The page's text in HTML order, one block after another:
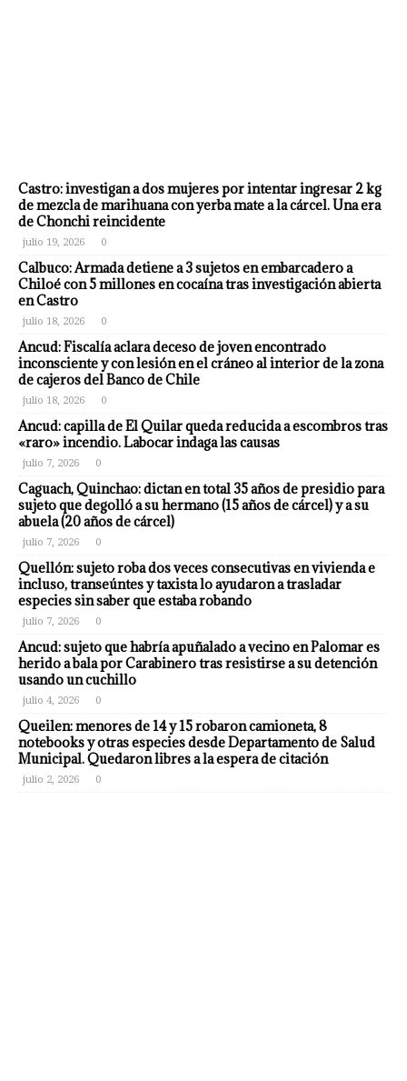
Castro: investigan a dos mujeres por intentar ingresar 2 kg
de mezcla de marihuana con yerba mate a la cárcel. Una era
de Chonchi reincidente
julio 19, 2026 0
Calbuco: Armada detiene a 3 sujetos en embarcadero a
Chiloé con 5 millones en cocaína tras investigación abierta
en Castro
julio 18, 2026 0
Ancud: Fiscalía aclara deceso de joven encontrado
inconsciente y con lesión en el cráneo al interior de la zona
de cajeros del Banco de Chile
julio 18, 2026 0
Ancud: capilla de El Quilar queda reducida a escombros tras
«raro» incendio. Labocar indaga las causas
julio 7, 2026 0
Caguach, Quinchao: dictan en total 35 años de presidio para
sujeto que degolló a su hermano (15 años de cárcel) y a su
abuela (20 años de cárcel)
julio 7, 2026 0
Quellón: sujeto roba dos veces consecutivas en vivienda e
incluso, transeúntes y taxista lo ayudaron a trasladar
especies sin saber que estaba robando
julio 7, 2026 0
Ancud: sujeto que habría apuñalado a vecino en Palomar es
herido a bala por Carabinero tras resistirse a su detención
usando un cuchillo
julio 4, 2026 0
Queilen: menores de 14 y 15 robaron camioneta, 8
notebooks y otras especies desde Departamento de Salud
Municipal. Quedaron libres a la espera de citación
julio 2, 2026 0